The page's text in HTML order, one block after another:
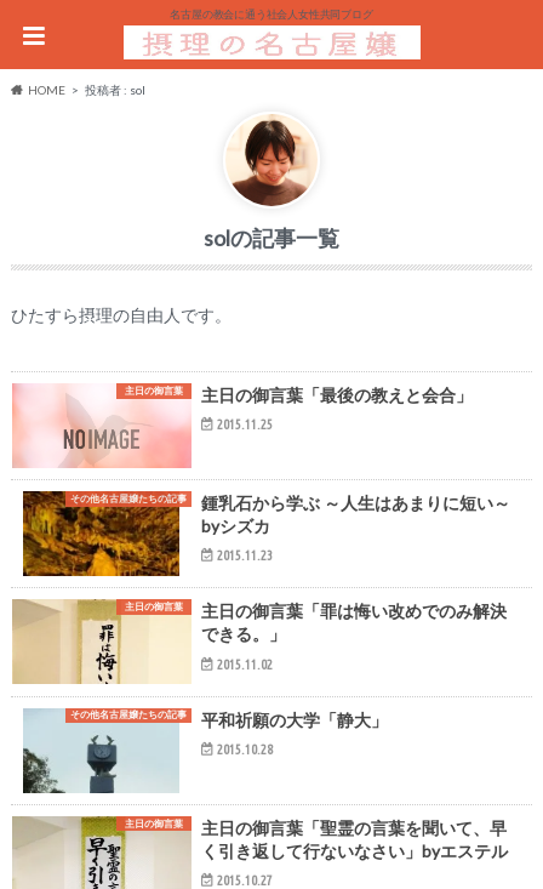
名古屋の教会に通う社会人女性共同ブログ
HOME 投稿者 : sol
sol
ひたすら摂理の自由人です。
主日の御言葉 主日の御言葉「最後の教えと会合」
2015.11.25
その他名古屋嬢たちの記事
鍾乳石から学ぶ ～人生はあまりに短い～
byシズカ
2015.11.23
主日の御言葉
主日の御言葉「罪は悔い改めでのみ解決
できる。」
2015.11.02
その他名古屋嬢たちの記事 平和祈願の大学「静大」
2015.10.28
主日の御言葉
主日の御言葉「聖霊の言葉を聞いて、早
く引き返して行ないなさい」byエステル
2015.10.27